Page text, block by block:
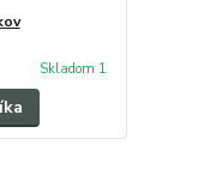
Skladom 1